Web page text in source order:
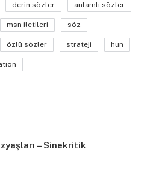
derin sözler anlamlı sözler
msn iletileri söz
özlü sözler strateji hun
– Sinekritik